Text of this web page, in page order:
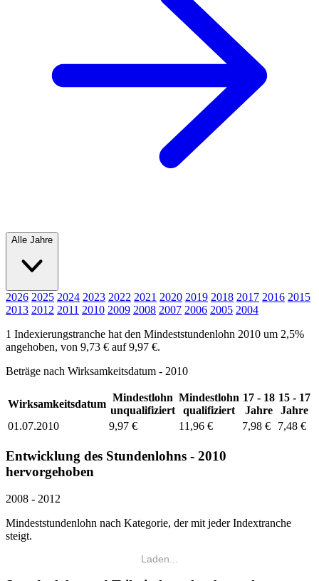
Alle Jahre
2026 2025 2024 2023 2022 2021 2020 2019 2018 2017 2016 2015
2013 2012 2011 2010 2009 2008 2007 2006 2005 2004
1 Indexierungstranche hat den Mindeststundenlohn 2010 um 2,5%
angehoben, von 9,73 € auf 9,97 €.
Beträge nach Wirksamkeitsdatum - 2010
Wirksamkeitsdatum
Mindestlohn
unqualifiziert
Mindestlohn
qualifiziert
17 - 18
Jahre
15 - 17
Jahre
01.07.2010
9,97 € 11,96 € 7,98 € 7,48 €
Entwicklung des Stundenlohns - 2010
hervorgehoben
2008 - 2012
Mindeststundenlohn nach Kategorie, der mit jeder Indextranche
steigt.
Laden...